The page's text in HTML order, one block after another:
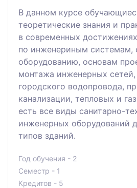
В данном курсе
теоретические знания и
в современных
по инженериным системам,
оборудованию, основам
монтажа инженерных
городского водопровода,
канализации, тепловых и
есть все виды санитарно-
инженерных оборудований
типов зданий.
Год обучения - 2
Семестр - 1
Кредитов - 5